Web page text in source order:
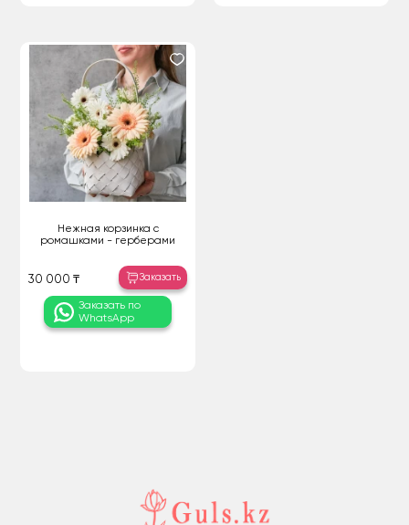
Нежная корзинка с
ромашками - герберами
30 000 ₸ Заказать
Заказать по
WhatsApp